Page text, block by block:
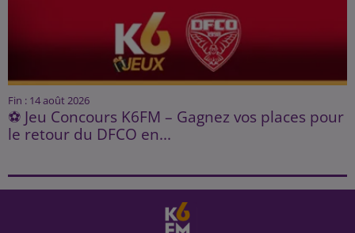
Fin : 14 août 2026
⚽ Jeu Concours K6FM – Gagnez vos places pour
le retour du DFCO en...